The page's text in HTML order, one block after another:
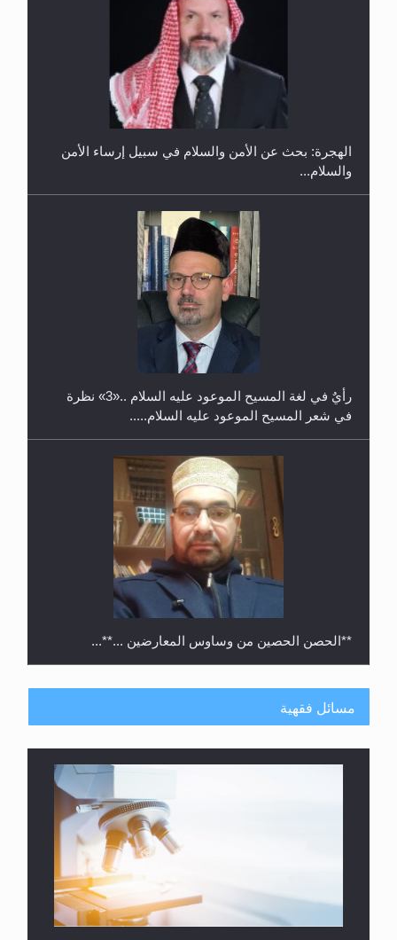
إتمام حفظ القرآن الكريم لثلاثة طلاب من مدرسة الحفظ
حفل توزيع الشهادات في الجامعة الأحمدية بنيجيريا لعام
الهجرة: بحث عن الأمن والسلام في سبيل إرساء الأمن
والسلام...
رأيٌ في لغة المسيح الموعود عليه السلام ..«3» نظرة
في شعر المسيح الموعود عليه السلام.....
**الحصن الحصين من وساوس المعارضين ...**...
مسائل فقهية